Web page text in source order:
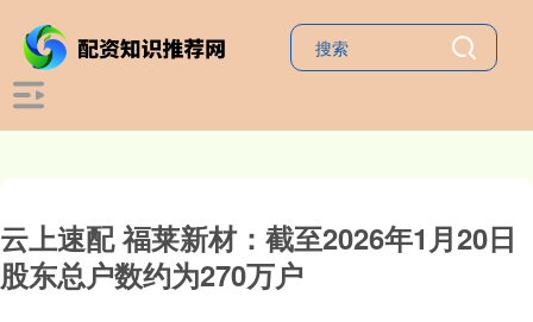
云上速配 福莱新材：截至2026年1月20日
股东总户数约为270万户